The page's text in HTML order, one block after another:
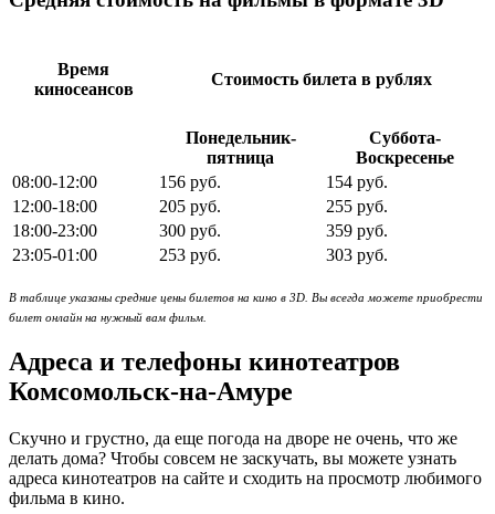
Время
киносеансов
Стоимость билета в рублях
Понедельник-
пятница
Суббота-
Воскресенье
08:00-12:00
156 руб.
154 руб.
12:00-18:00
205 руб.
255 руб.
18:00-23:00
300 руб.
359 руб.
23:05-01:00
253 руб. 303 руб.
В таблице указаны средние цены билетов на кино в 3D. Вы всегда можете приобрести
билет онлайн на нужный вам фильм.
Адреса и телефоны кинотеатров
Комсомольск-на-Амуре
Скучно и грустно, да еще погода на дворе не очень, что же
делать дома? Чтобы совсем не заскучать, вы можете узнать
адреса кинотеатров на сайте и сходить на просмотр любимого
фильма в кино.